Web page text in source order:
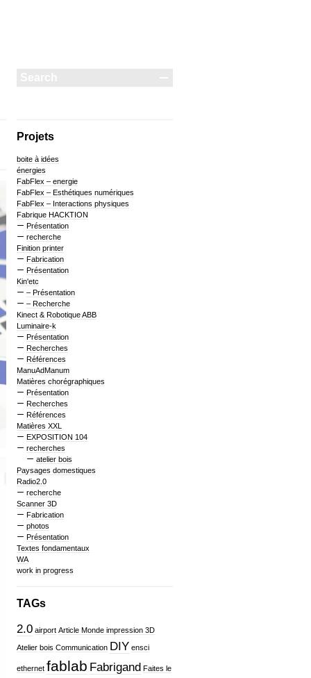
Projets
boite à idées
énergies
FabFlex – energie
FabFlex – Esthétiques numériques
FabFlex – Interactions physiques
Fabrique HACKTION
Présentation
recherche
Finition printer
Fabrication
Présentation
Kin'etc
– Présentation
– Recherche
Kinect & Robotique ABB
Luminaire-k
Présentation
Recherches
Références
ManuAdManum
Matières chorégraphiques
Présentation
Recherches
Références
Matières XXL
EXPOSITION 104
recherches
atelier bois
Paysages domestiques
Radio2.0
recherche
Scanner 3D
Fabrication
photos
Présentation
Textes fondamentaux
WA
work in progress
TAGs
2.0 airport Article Monde impression 3D
Atelier bois Communication DIY ensci
ethernet fablab Fabrigand Faites le